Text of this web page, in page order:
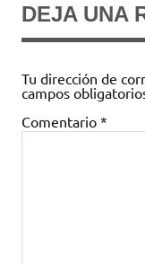
DEJA UNA
Tu dirección de
campos
Comentario *